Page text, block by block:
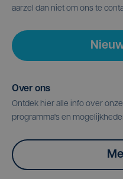
aarzel dan niet om ons te
Over ons
Ontdek hier alle info over
programma's en